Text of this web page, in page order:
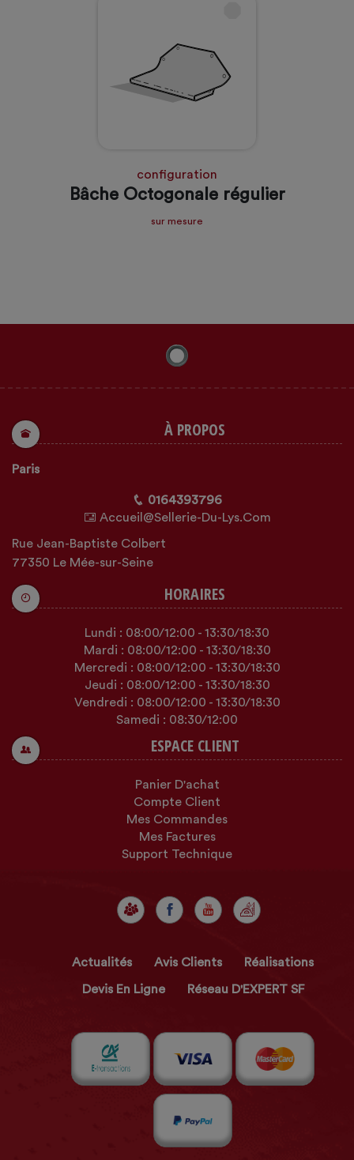
configuration
Bâche Octogonale régulier
sur mesure
À PROPOS
Paris
0164393796
Accueil@sellerie-Du-Lys.com
Rue Jean-Baptiste Colbert
77350 Le Mée-sur-Seine
HORAIRES
Lundi : 08:00/12:00 - 13:30/18:30
Mardi : 08:00/12:00 - 13:30/18:30
Mercredi : 08:00/12:00 - 13:30/18:30
Jeudi : 08:00/12:00 - 13:30/18:30
Vendredi : 08:00/12:00 - 13:30/18:30
Samedi : 08:30/12:00
ESPACE CLIENT
Panier D'achat
Compte Client
Mes Commandes
Mes Factures
Support Technique
Actualités Avis Clients Réalisations
Devis En Ligne Réseau D'EXPERT SF